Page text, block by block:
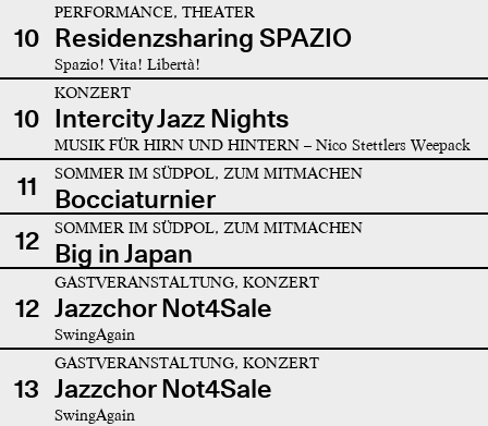
10
PERFORMANCE, THEATER
Residenzsharing SPAZIO
Spazio! Vita! Libertà!
10
KONZERT
Intercity Jazz Nights
MUSIK FÜR HIRN UND HINTERN – Nico Stettlers Weepack
11 SOMMER IM SÜDPOL, ZUM MITMACHEN
Bocciaturnier
12
SOMMER IM SÜDPOL, ZUM MITMACHEN
Big in Japan
12
GASTVERANSTALTUNG, KONZERT
Jazzchor Not4Sale
SwingAgain
13
GASTVERANSTALTUNG, KONZERT
Jazzchor Not4Sale
SwingAgain